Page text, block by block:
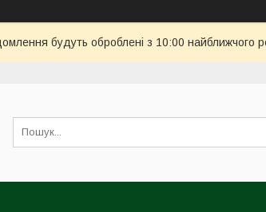
будуть оброблені з 10:00 найближчого